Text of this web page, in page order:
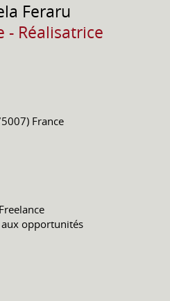
Feraru
- Réalisatrice
France
Freelance
opportunités